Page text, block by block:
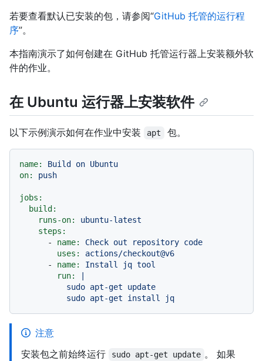
若要查看默认已安装的包，请参阅“GitHub 托管的运行程
序”。
本指南演示了如何创建在 GitHub 托管运行器上安装额外软
件的作业。
在 Ubuntu 运行器上安装软件
以下示例演示如何在作业中安装 apt 包。
name: Build on Ubuntu
on:
push
jobs:
build:
runs-on:
ubuntu-latest
steps:
-
name: Check out repository code
uses:
actions/checkout@v6
-
name: Install jq tool
run:
注意
安装包之前始终运行
sudo apt-get update 。 如果